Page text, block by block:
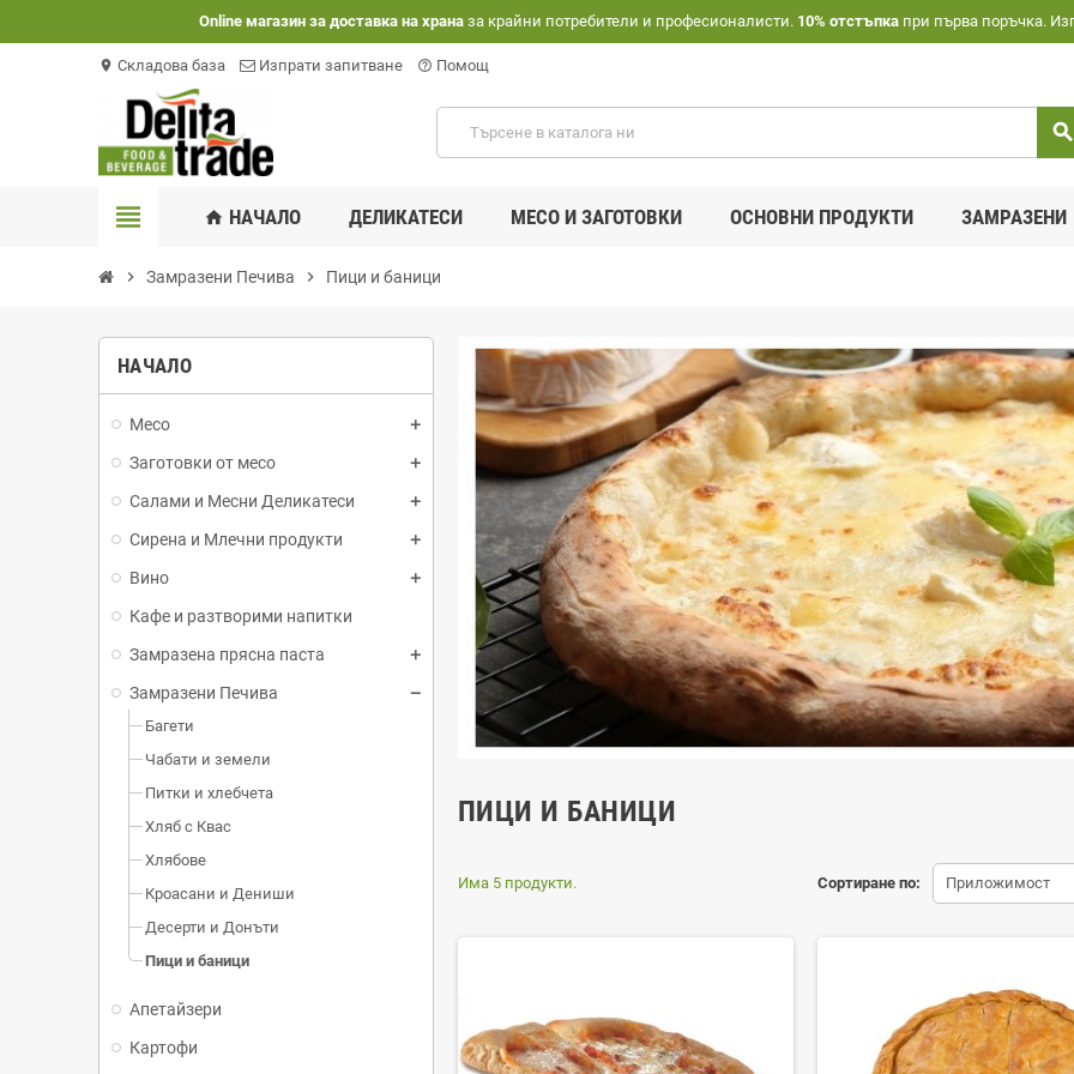
Оnline магазин за доставка на храназа крайни потребители и професионалисти. 10% отстъпкапри първа поръчка.
location_on Складова база Изпрати запитване help_outline Помощ
search
view_headline home НАЧАЛО ДЕЛИКАТЕСИ МЕСО И ЗАГОТОВКИ ОСНОВНИ ПРОДУКТИ ЗАМРАЗЕНИ
chevron_right Замразени Печива chevron_right Пици и баници
НАЧАЛО
Месо
Заготовки от месо
Салами и Месни Деликатеси
Сирена и Млечни продукти
Вино
Кафе и разтворими напитки
Замразена прясна паста
Замразени Печива
Багети
Чабати и земели
Питки и хлебчета
Хляб с Квас
Хлябове
Кроасани и Дениши
Десерти и Донъти
Пици и баници
Апетайзери
Картофи
ПИЦИ И БАНИЦИ
Сортиране по: Приложимост
Има 5 продукти.